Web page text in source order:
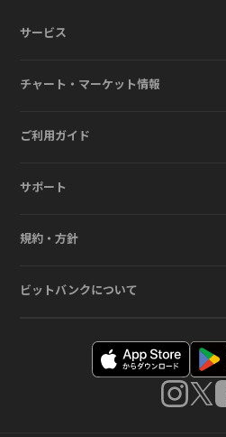
サービス
チャート・マーケット情報
ご利用ガイド
サポート
規約・方針
ビットバンクについて